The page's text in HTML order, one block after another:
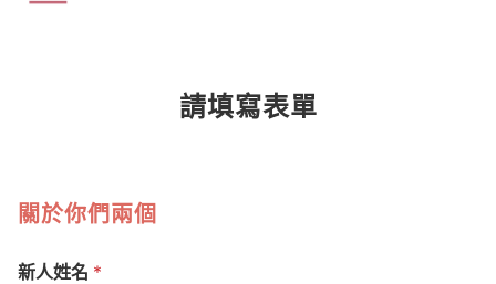
請填寫表單
關於你們兩個
新人姓名 *